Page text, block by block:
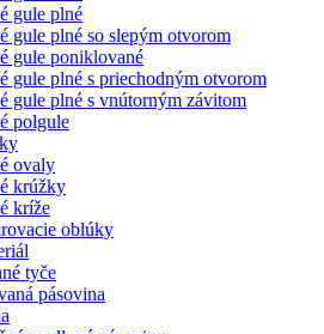
gule plné
gule plné so slepým otvorom
gule poniklované
gule plné s priechodným otvorom
gule plné s vnútorným závitom
polgule
ovaly
krúžky
kríže
oblúky
tyče
pásovina